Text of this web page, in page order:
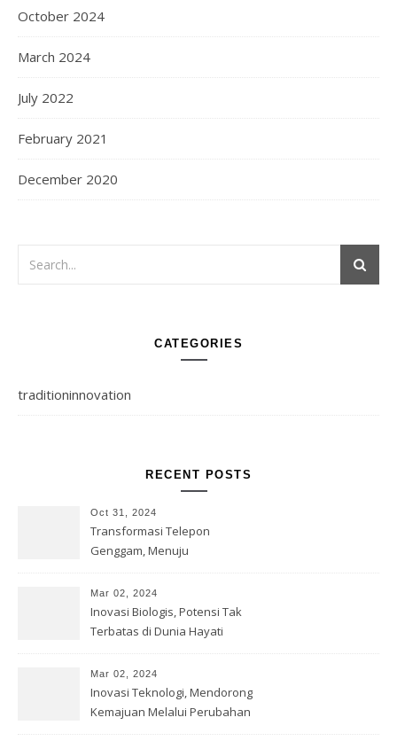
October 2024
March 2024
July 2022
February 2021
December 2020
CATEGORIES
traditioninnovation
RECENT POSTS
Oct 31, 2024
Transformasi Telepon
Genggam, Menuju
Mar 02, 2024
Inovasi Biologis, Potensi Tak
Terbatas di Dunia Hayati
Mar 02, 2024
Inovasi Teknologi, Mendorong
Kemajuan Melalui Perubahan